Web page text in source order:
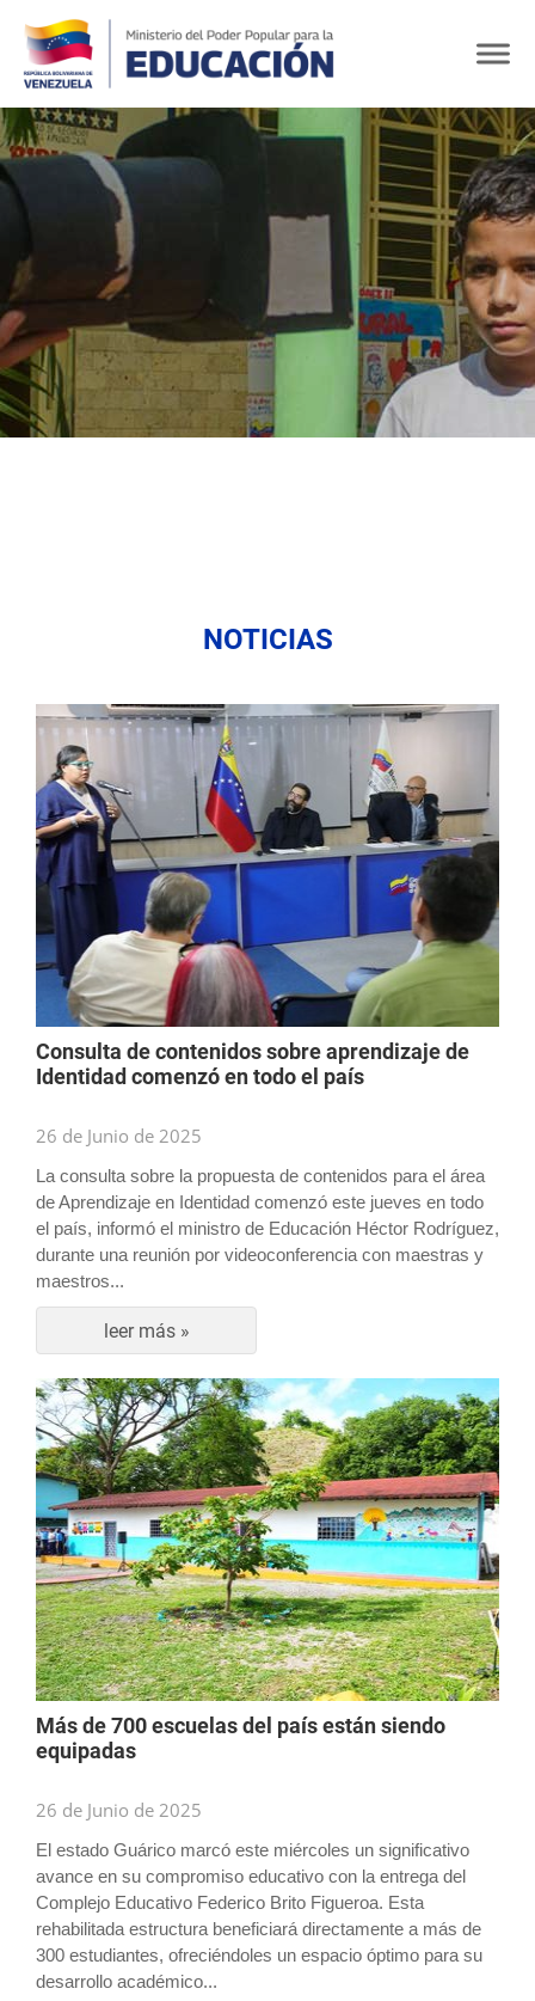
NOTICIAS
Consulta de contenidos sobre aprendizaje de
Identidad comenzó en todo el país
26 de Junio de 2025
La consulta sobre la propuesta de contenidos para el área
de Aprendizaje en Identidad comenzó este jueves en todo
el país, informó el ministro de Educación Héctor Rodríguez,
durante una reunión por videoconferencia con maestras y
maestros...
leer más »
Más de 700 escuelas del país están siendo
equipadas
26 de Junio de 2025
El estado Guárico marcó este miércoles un significativo
avance en su compromiso educativo con la entrega del
Complejo Educativo Federico Brito Figueroa. Esta
rehabilitada estructura beneficiará directamente a más de
300 estudiantes, ofreciéndoles un espacio óptimo para su
desarrollo académico...